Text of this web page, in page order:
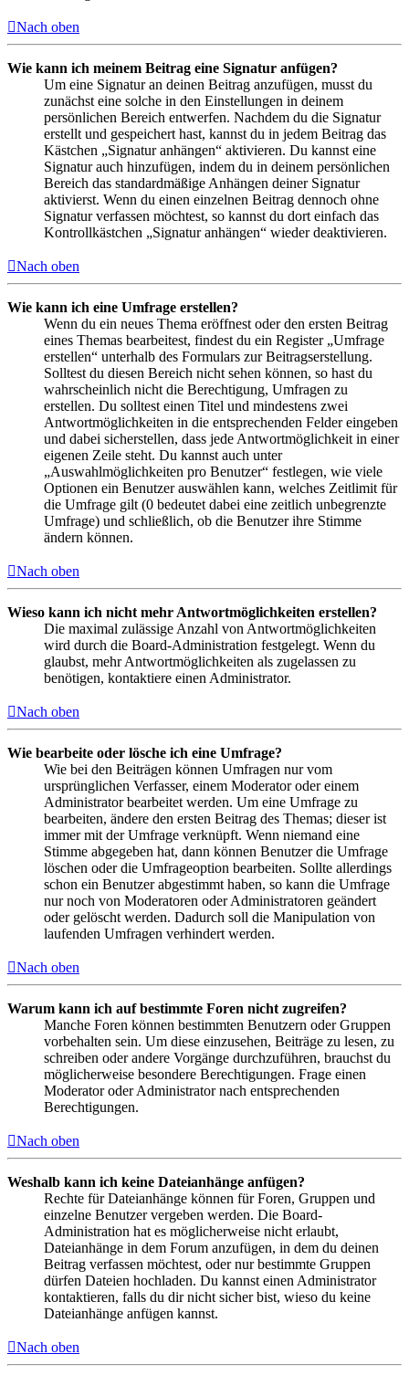
Nach oben
Wie kann ich meinem Beitrag eine Signatur anfügen?
Um eine Signatur an deinen Beitrag anzufügen, musst du
zunächst eine solche in den Einstellungen in deinem
persönlichen Bereich entwerfen. Nachdem du die Signatur
erstellt und gespeichert hast, kannst du in jedem Beitrag das
Kästchen „Signatur anhängen“ aktivieren. Du kannst eine
Signatur auch hinzufügen, indem du in deinem persönlichen
Bereich das standardmäßige Anhängen deiner Signatur
aktivierst. Wenn du einen einzelnen Beitrag dennoch ohne
Signatur verfassen möchtest, so kannst du dort einfach das
Kontrollkästchen „Signatur anhängen“ wieder deaktivieren.
Nach oben
Wie kann ich eine Umfrage erstellen?
Wenn du ein neues Thema eröffnest oder den ersten Beitrag
eines Themas bearbeitest, findest du ein Register „Umfrage
erstellen“ unterhalb des Formulars zur Beitragserstellung.
Solltest du diesen Bereich nicht sehen können, so hast du
wahrscheinlich nicht die Berechtigung, Umfragen zu
erstellen. Du solltest einen Titel und mindestens zwei
Antwortmöglichkeiten in die entsprechenden Felder eingeben
und dabei sicherstellen, dass jede Antwortmöglichkeit in einer
eigenen Zeile steht. Du kannst auch unter
„Auswahlmöglichkeiten pro Benutzer“ festlegen, wie viele
Optionen ein Benutzer auswählen kann, welches Zeitlimit für
die Umfrage gilt (0 bedeutet dabei eine zeitlich unbegrenzte
Umfrage) und schließlich, ob die Benutzer ihre Stimme
ändern können.
Nach oben
Wieso kann ich nicht mehr Antwortmöglichkeiten erstellen?
Die maximal zulässige Anzahl von Antwortmöglichkeiten
wird durch die Board-Administration festgelegt. Wenn du
glaubst, mehr Antwortmöglichkeiten als zugelassen zu
benötigen, kontaktiere einen Administrator.
Nach oben
Wie bearbeite oder lösche ich eine Umfrage?
Wie bei den Beiträgen können Umfragen nur vom
ursprünglichen Verfasser, einem Moderator oder einem
Administrator bearbeitet werden. Um eine Umfrage zu
bearbeiten, ändere den ersten Beitrag des Themas; dieser ist
immer mit der Umfrage verknüpft. Wenn niemand eine
Stimme abgegeben hat, dann können Benutzer die Umfrage
löschen oder die Umfrageoption bearbeiten. Sollte allerdings
schon ein Benutzer abgestimmt haben, so kann die Umfrage
nur noch von Moderatoren oder Administratoren geändert
oder gelöscht werden. Dadurch soll die Manipulation von
laufenden Umfragen verhindert werden.
Nach oben
Warum kann ich auf bestimmte Foren nicht zugreifen?
Manche Foren können bestimmten Benutzern oder Gruppen
vorbehalten sein. Um diese einzusehen, Beiträge zu lesen, zu
schreiben oder andere Vorgänge durchzuführen, brauchst du
möglicherweise besondere Berechtigungen. Frage einen
Moderator oder Administrator nach entsprechenden
Berechtigungen.
Nach oben
Weshalb kann ich keine Dateianhänge anfügen?
Rechte für Dateianhänge können für Foren, Gruppen und
einzelne Benutzer vergeben werden. Die Board-
Administration hat es möglicherweise nicht erlaubt,
Dateianhänge in dem Forum anzufügen, in dem du deinen
Beitrag verfassen möchtest, oder nur bestimmte Gruppen
dürfen Dateien hochladen. Du kannst einen Administrator
kontaktieren, falls du dir nicht sicher bist, wieso du keine
Dateianhänge anfügen kannst.
Nach oben